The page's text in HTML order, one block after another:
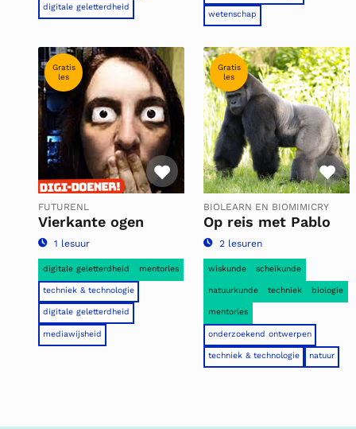
digitale geletterdheid
wetenschap
Gratis
les
Favoriet
FUTURENL
Vierkante ogen
1 lesuur
digitale geletterdheid mentorles
techniek & technologie
digitale geletterdheid
mediawijsheid
Gratis
les
BIOLEARN EN BIOMIMICRY
Op reis met Pablo
2 lesuren
wiskunde scheikunde
natuurkunde techniek biologie
mentorles
onderzoekend ontwerpen
techniek & technologie natuur